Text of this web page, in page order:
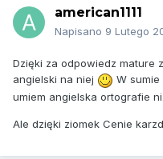
american1111
Napisano 9 Lutego
Dzięki za odpowiedz mature
angielski na niej
W
umiem angielska ortografie
Ale dzięki ziomek Cenie